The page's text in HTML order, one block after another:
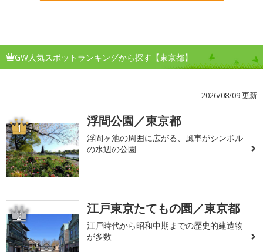
GW人気スポットランキングから探す【東京都】
2026/08/09 更新
1 浮間公園／東京都
浮間ヶ池の周囲に広がる、風車がシンボル
の水辺の公園
2 江戸東京たてもの園／東京都
江戸時代から昭和中期までの歴史的建造物
が多数